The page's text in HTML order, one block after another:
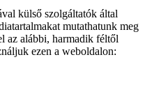
külső szolgáltatók által
mutathatunk meg
az alábbi, harmadik féltől
ezen a weboldalon: